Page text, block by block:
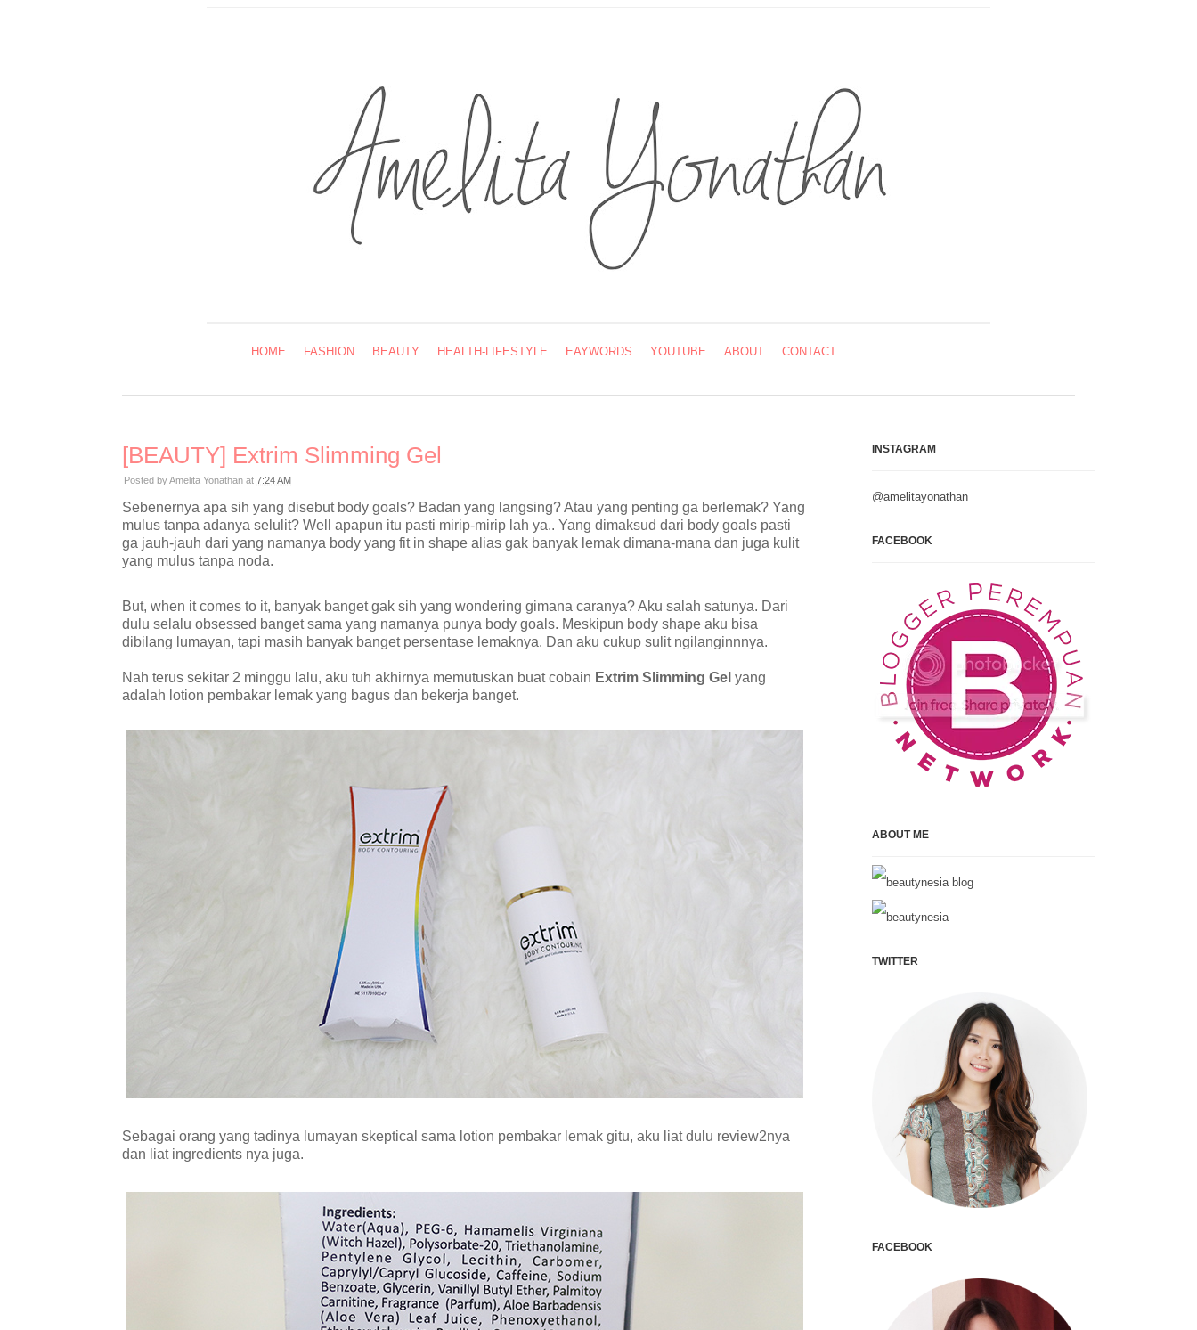
HOME FASHION BEAUTY HEALTH-LIFESTYLE EAYWORDS YOUTUBE ABOUT CONTACT
[BEAUTY] Extrim Slimming Gel
Posted byAmelita Yonathan at 7:24 AM
Sebenernya apa sih yang disebut body goals? Badan yang langsing? Atau yang penting ga berlemak? Yang
mulus tanpa adanya selulit? Well apapun itu pasti mirip-mirip lah ya.. Yang dimaksud dari body goals pasti
ga jauh-jauh dari yang namanya body yang fit in shape alias gak banyak lemak dimana-mana dan juga kulit
yang mulus tanpa noda.
But, when it comes to it, banyak banget gak sih yang wondering gimana caranya? Aku salah satunya. Dari
dulu selalu obsessed banget sama yang namanya punya body goals. Meskipun body shape aku bisa
dibilang lumayan, tapi masih banyak banget persentase lemaknya. Dan aku cukup sulit ngilanginnnya.
Nah terus sekitar 2 minggu lalu, aku tuh akhirnya memutuskan buat cobain Extrim Slimming Gel yang
adalah lotion pembakar lemak yang bagus dan bekerja banget.
Sebagai orang yang tadinya lumayan skeptical sama lotion pembakar lemak gitu, aku liat dulu review2nya
dan liat ingredients nya juga.
INSTAGRAM
@amelitayonathan
FACEBOOK
ABOUT ME
TWITTER
FACEBOOK